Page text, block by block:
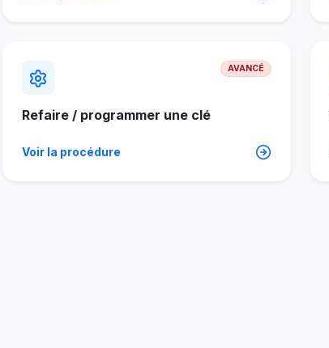
AVANCÉ
Refaire / programmer une clé
Voir la procédure